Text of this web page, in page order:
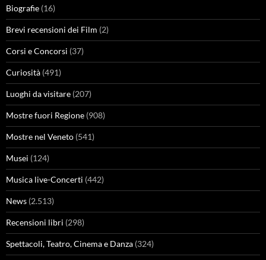
Biografie (16)
Brevi recensioni dei Film (2)
Corsi e Concorsi (37)
Curiosità (491)
Luoghi da visitare (207)
Mostre fuori Regione (908)
Mostre nel Veneto (541)
Musei (124)
Musica live-Concerti (442)
News (2.513)
Recensioni libri (298)
Spettacoli, Teatro, Cinema e Danza (324)